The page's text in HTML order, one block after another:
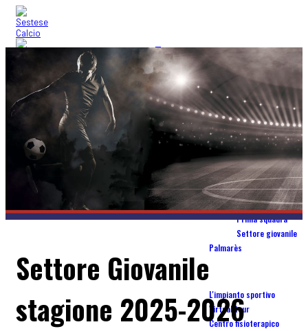
blog
Società
Storia
Organigramma tecnico
Codice di condotta
Squadre
Prima squadra
Settore giovanile
Palmarès
Stadio Torrini
L'impianto sportivo
Virtual tour
Centro fisioterapico
Settore Giovanile
stagione 2025-2026